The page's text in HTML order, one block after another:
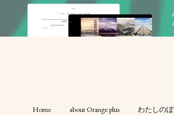
Home about Orange plus わたしの